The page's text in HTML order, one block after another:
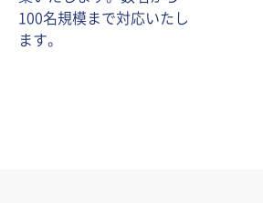
100名規模まで対応いたし
ます。